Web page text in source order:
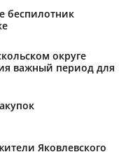
беспилотник
округе
важный период для
Яковлевского